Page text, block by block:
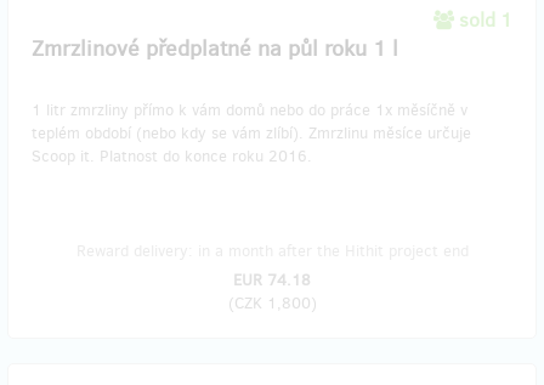
sold 1
Zmrzlinové předplatné na půl roku 1 l
1 litr zmrzliny přímo k vám domů nebo do práce 1x měsíčně v
teplém období (nebo kdy se vám zlíbí). Zmrzlinu měsíce určuje
Scoop it. Platnost do konce roku 2016.
EUR 74.18
(CZK 1,800)